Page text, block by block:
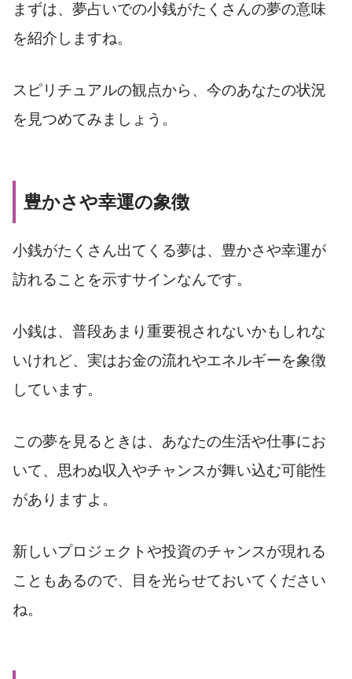
まずは、夢占いでの小銭がたくさんの夢の意味
を紹介しますね。
スピリチュアルの観点から、今のあなたの状況
を見つめてみましょう。
豊かさや幸運の象徴
小銭がたくさん出てくる夢は、豊かさや幸運が
訪れることを示すサインなんです。
小銭は、普段あまり重要視されないかもしれな
いけれど、実はお金の流れやエネルギーを象徴
しています。
この夢を見るときは、あなたの生活や仕事にお
いて、思わぬ収入やチャンスが舞い込む可能性
がありますよ。
新しいプロジェクトや投資のチャンスが現れる
こともあるので、目を光らせておいてください
ね。